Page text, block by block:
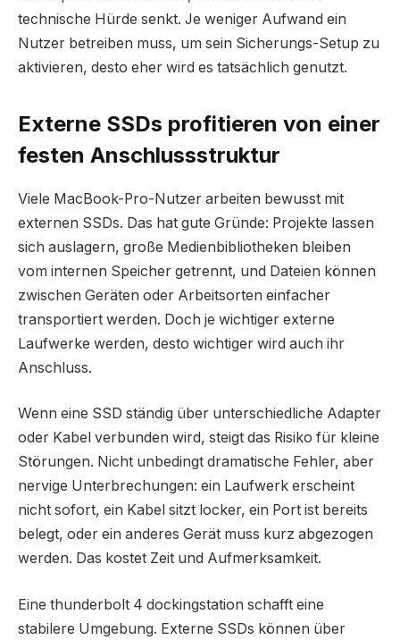
technische Hürde senkt. Je weniger Aufwand ein
Nutzer betreiben muss, um sein Sicherungs-Setup zu
aktivieren, desto eher wird es tatsächlich genutzt.
Externe SSDs profitieren von einer
festen Anschlussstruktur
Viele MacBook-Pro-Nutzer arbeiten bewusst mit
externen SSDs. Das hat gute Gründe: Projekte lassen
sich auslagern, große Medienbibliotheken bleiben
vom internen Speicher getrennt, und Dateien können
zwischen Geräten oder Arbeitsorten einfacher
transportiert werden. Doch je wichtiger externe
Laufwerke werden, desto wichtiger wird auch ihr
Anschluss.
Wenn eine SSD ständig über unterschiedliche Adapter
oder Kabel verbunden wird, steigt das Risiko für kleine
Störungen. Nicht unbedingt dramatische Fehler, aber
nervige Unterbrechungen: ein Laufwerk erscheint
nicht sofort, ein Kabel sitzt locker, ein Port ist bereits
belegt, oder ein anderes Gerät muss kurz abgezogen
werden. Das kostet Zeit und Aufmerksamkeit.
Eine thunderbolt 4 dockingstation schafft eine
stabilere Umgebung. Externe SSDs können über